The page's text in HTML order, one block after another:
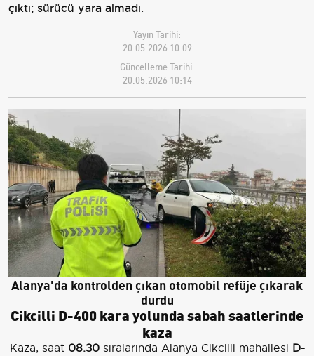
çıktı; sürücü yara almadı.
Yayın Tarihi:
20.05.2026 10:09
Güncelleme Tarihi:
20.05.2026 10:14
Alanya'da kontrolden çıkan otomobil refüje çıkarak
durdu
Cikcilli D-400 kara yolunda sabah saatlerinde
kaza
Kaza, saat 08.30sıralarında Alanya Cikcilli mahallesi D-